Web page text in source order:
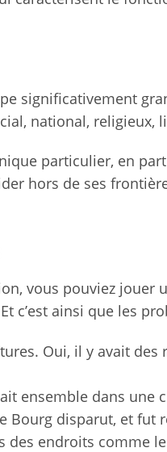
significativement
national, religieux,
particulier, en
hors de ses
vous pouviez jouer
c’est ainsi que les
Oui, il y avait
ensemble dans une
Bourg disparut, et fut
des endroits comme